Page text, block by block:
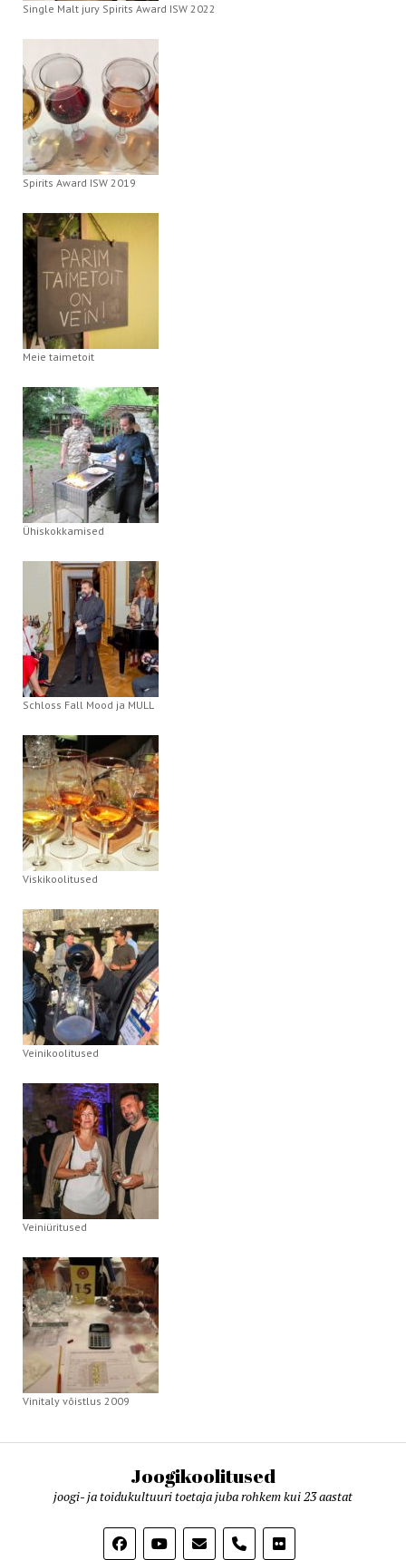
Single Malt jury Spirits Award ISW 2022
Spirits Award ISW 2019
Meie taimetoit
Ühiskokkamised
Schloss Fall Mood ja MULL
Viskikoolitused
Veinikoolitused
Veiniüritused
Vinitaly võistlus 2009
Joogikoolitused
joogi- ja toidukultuuri toetaja juba rohkem kui 23 aastat
phone